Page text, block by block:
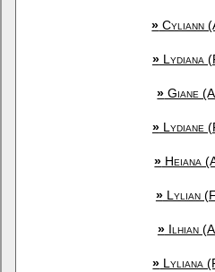
» Cyliann
»Lydiana
» Giane
»Lydiane
» Heiana
»Lylian
»Ilhian
» Lyliana